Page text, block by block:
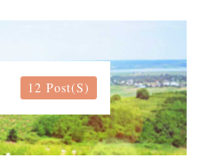
12 Post(s)